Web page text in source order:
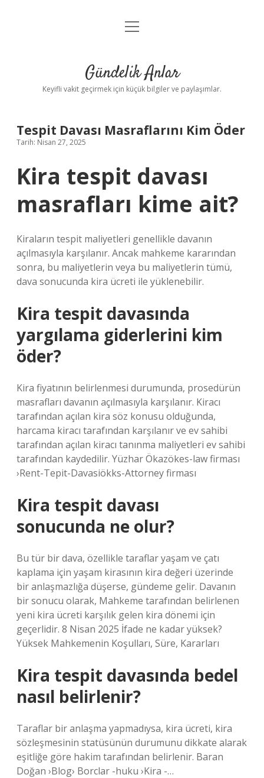
Anasayfa
Yasal Uyarı
menüyü
Gündelik Anlar
Keyifli vakit geçirmek için küçük bilgiler ve paylaşımlar.
Tespit Davası Masraflarını Kim Öder
Tarih: Nisan 27, 2025
Kira tespit davası
masrafları kime ait?
Kiraların tespit maliyetleri genellikle davanın
açılmasıyla karşılanır. Ancak mahkeme kararından
sonra, bu maliyetlerin veya bu maliyetlerin tümü,
dava sonucunda kira ücreti ile yüklenebilir.
Kira tespit davasında
yargılama giderlerini kim
öder?
Kira fiyatının belirlenmesi durumunda, prosedürün
masrafları davanın açılmasıyla karşılanır. Kiracı
tarafından açılan kira söz konusu olduğunda,
harcama kiracı tarafından karşılanır ve ev sahibi
tarafından açılan kiracı tanınma maliyetleri ev sahibi
tarafından kaydedilir. Yüzhar Ökazökes-law firması
›Rent-Tepit-Davasiökks-Attorney firması
Kira tespit davası
sonucunda ne olur?
Bu tür bir dava, özellikle taraflar yaşam ve çatı
kaplama için yaşam kirasının kira değeri üzerinde
bir anlaşmazlığa düşerse, gündeme gelir. Davanın
bir sonucu olarak, Mahkeme tarafından belirlenen
yeni kira ücreti karşılık gelen kira dönemi için
geçerlidir. 8 Nisan 2025 İfade ne kadar yüksek?
Yüksek Mahkemenin Koşulları, Süre, Kararları
Kira tespit davasında bedel
nasıl belirlenir?
Taraflar bir anlaşma yapmadıysa, kira ücreti, kira
sözleşmesinin statüsünün durumunu dikkate alarak
eşitliğe göre hakim tarafından belirlenir. Baran
Doğan ›Blog› Borclar -huku ›Kira -…